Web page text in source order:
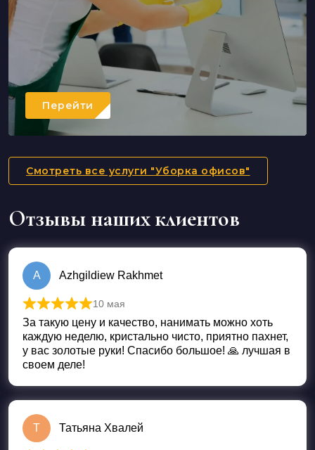
Перейти
Смотреть все услуги "Уборка офисов"
Отзывы наших клиентов
A Azhgildiew Rakhmet
Оценка
10 мая
За такую цену и качество, нанимать можно хоть
каждую неделю, кристально чисто, приятно пахнет,
у вас золотые руки! Спасибо большое! 🙏 лучшая в
своем деле!
Т Татьяна Хвалей